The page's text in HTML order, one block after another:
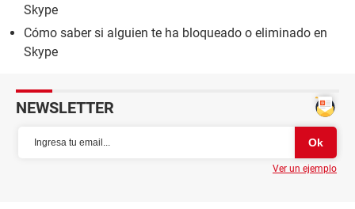
Skype
Cómo saber si alguien te ha bloqueado o eliminado en
Skype
NEWSLETTER
Ver un ejemplo